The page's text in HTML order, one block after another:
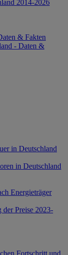
2014-2026
& Fakten
- Daten &
in Deutschland
in Deutschland
Energieträger
Preise 2023-
Fortschritt und